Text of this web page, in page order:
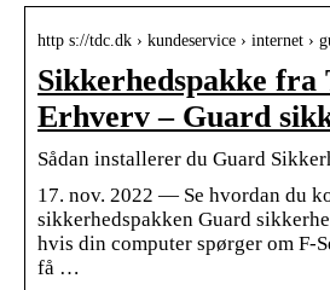
http s://tdc.dk › kundeservice › internet ›
Sikkerhedspakke fra
Erhverv – Guard
Sådan installerer du Guard
17. nov. 2022 — Se hvordan du
sikkerhedspakken Guard
hvis din computer spørger om F-
få …